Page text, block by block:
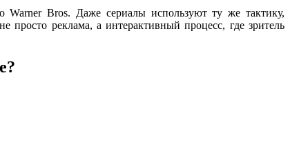
Warner Bros. Даже сериалы используют ту же тактику,
просто реклама, а интерактивный процесс, где зритель